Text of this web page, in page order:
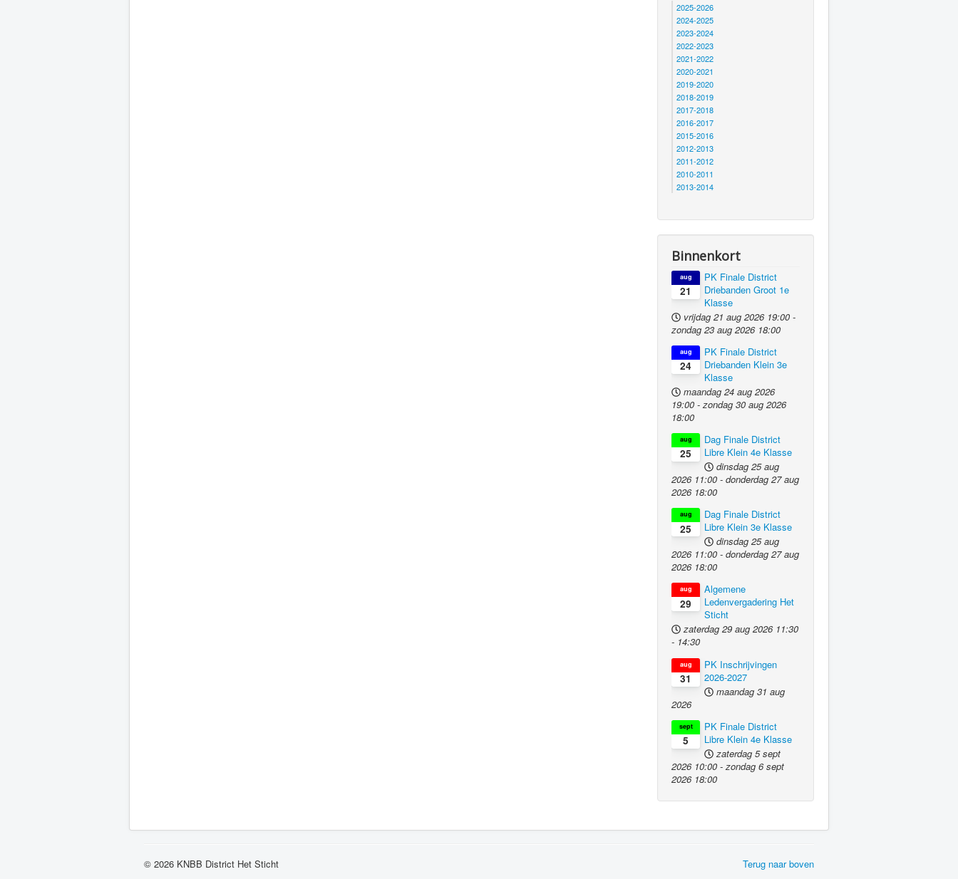
2025-2026
2024-2025
2023-2024
2022-2023
2021-2022
2020-2021
2019-2020
2018-2019
2017-2018
2016-2017
2015-2016
2012-2013
2011-2012
2010-2011
2013-2014
Binnenkort
21
aug
PK Finale District
Driebanden Groot 1e
Klasse
vrijdag 21 aug 2026 19:00 -
zondag 23 aug 2026 18:00
24
aug
PK Finale District
Driebanden Klein 3e
Klasse
maandag 24 aug 2026
19:00 - zondag 30 aug 2026
18:00
25
aug
Dag Finale District
Libre Klein 4e Klasse
dinsdag 25 aug
2026 11:00 - donderdag 27 aug
2026 18:00
25
aug
Dag Finale District
Libre Klein 3e Klasse
dinsdag 25 aug
2026 11:00 - donderdag 27 aug
2026 18:00
29
aug
Algemene
Ledenvergadering Het
Sticht
zaterdag 29 aug 2026 11:30
- 14:30
31
aug
PK Inschrijvingen
2026-2027
maandag 31 aug
2026
5
sept
PK Finale District
Libre Klein 4e Klasse
zaterdag 5 sept
2026 10:00 - zondag 6 sept
2026 18:00
Terug naar boven
© 2026 KNBB District Het Sticht